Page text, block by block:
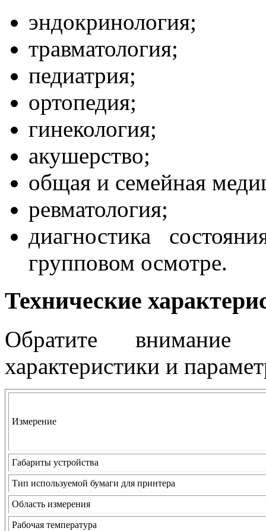
эндокринология;
травматология;
педиатрия;
ортопедия;
гинекология;
акушерство;
общая и семейная
ревматология;
диагностика
групповом осмотре.
Технические
Обратите внимание
характеристики и
Измерение
Габариты устройства
Тип используемой бумаги для принтера
Область измерения
Рабочая температура